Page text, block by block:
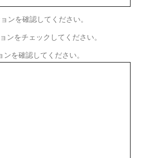
ンを確認してください。
ンをチェックしてください。
ンを確認してください。